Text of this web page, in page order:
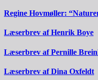
Regine Hovmøller:
Læserbrev af Henrik Boye
Læserbrev af Pernille
Læserbrev af Dina Oxfeldt